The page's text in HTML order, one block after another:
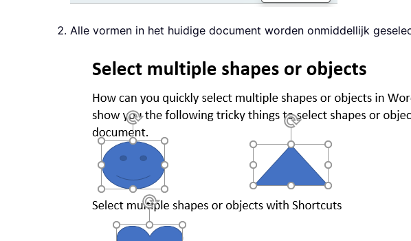
Alle vormen in het huidige document worden onmiddellijk